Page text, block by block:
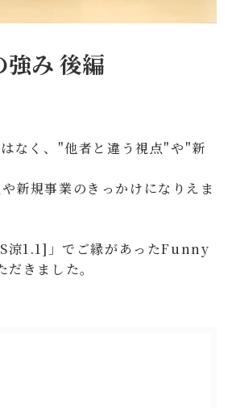
強み 後編
なく、"他者と違う視点"や"新
新規事業のきっかけになりえま
涼1.1]」でご縁があったFunny
きました。